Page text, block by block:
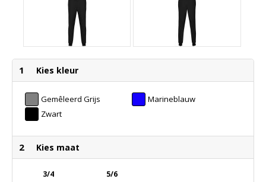
1 Kies kleur
Gemêleerd Grijs
Marineblauw
Zwart
2 Kies maat
3/4
5/6